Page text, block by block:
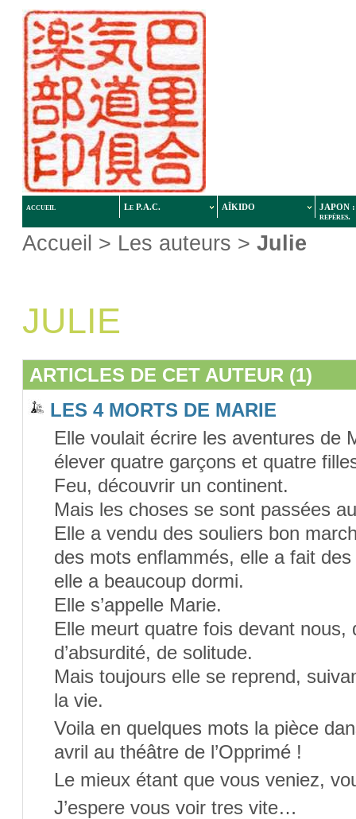
accueil Le P.A.C. AÏKIDO
JAPON :
repères.
Accueil > Les auteurs >Julie
JULIE
ARTICLES DE CET AUTEUR (1)
LES 4 MORTS DE MARIE
Elle voulait écrire les aventures de
élever quatre garçons et quatre
Feu, découvrir un continent.
Mais les choses se sont passées
Elle a vendu des souliers bon
des mots enflammés, elle a fait
elle a beaucoup dormi.
Elle s’appelle Marie.
Elle meurt quatre fois devant nous,
d’absurdité, de solitude.
Mais toujours elle se reprend,
la vie.
Voila en quelques mots la pièce
avril au théâtre de l’Opprimé !
Le mieux étant que vous veniez,
J’espere vous voir tres vite…